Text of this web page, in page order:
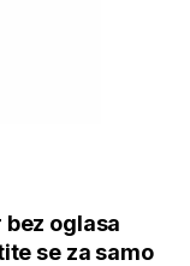
oglasa
se za samo